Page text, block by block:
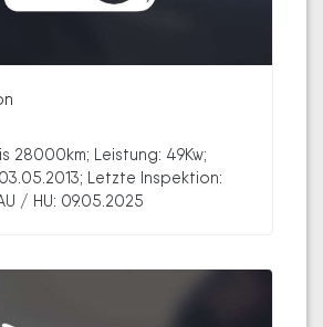
28000km; Leistung: 49Kw;
Letzte Inspektion:
/ HU: 09.05.2025